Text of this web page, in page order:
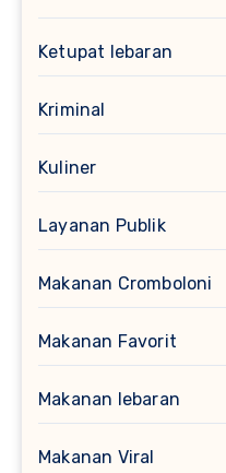
Ketupat lebaran
Kriminal
Kuliner
Layanan Publik
Makanan Cromboloni
Makanan Favorit
Makanan lebaran
Makanan Viral